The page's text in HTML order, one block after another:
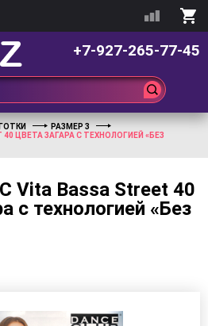
+7-927-265-77-45
РАЗМЕР 3
40 ЦВЕТА ЗАГАРА С ТЕХНОЛОГИЕЙ «БЕЗ
Vita Bassa Street 40
с технологией «Без